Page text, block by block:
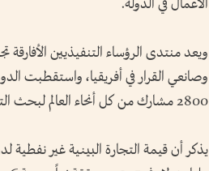
ويعد منتدى الرؤساء التنفيذيين الأفارقة
2800 مشارك من كل أنحاء العالم لبحث التنمية الاقتصادية في القارة السمراء.